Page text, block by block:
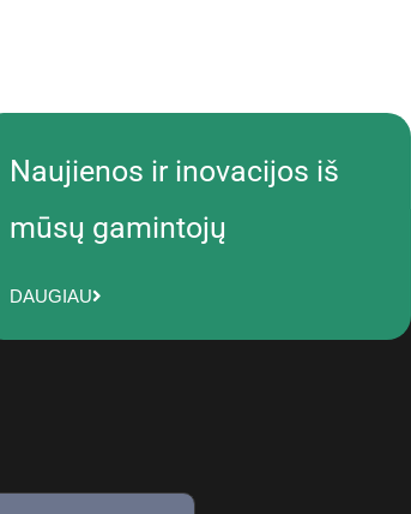
Naujienos ir inovacijos iš
mūsų gamintojų
DAUGIAU